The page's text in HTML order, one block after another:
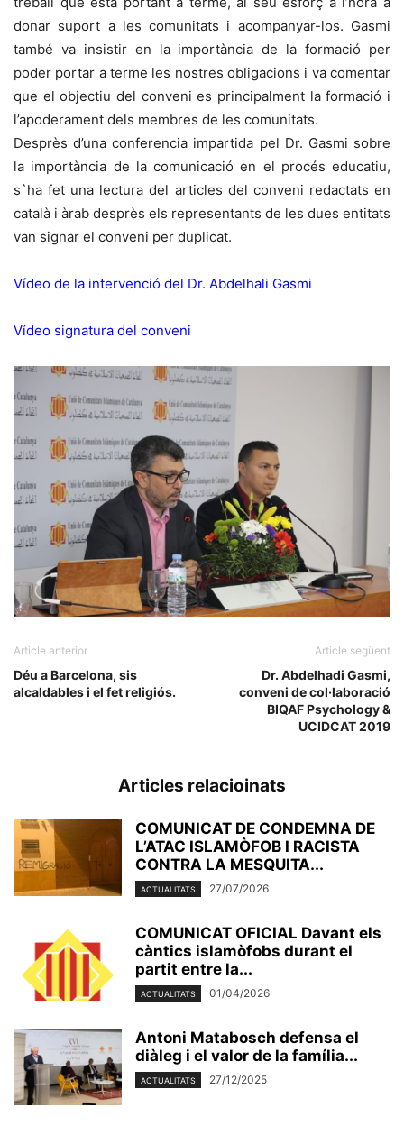
donar suport a les comunitats i acompanyar-los. Gasmi
també va insistir en la importància de la formació per
poder portar a terme les nostres obligacions i va comentar
que el objectiu del conveni es principalment la formació i
l’apoderament dels membres de les comunitats.
Desprès d’una conferencia impartida pel Dr. Gasmi sobre
la importància de la comunicació en el procés educatiu,
s`ha fet una lectura del articles del conveni redactats en
català i àrab desprès els representants de les dues entitats
van signar el conveni per duplicat.
Vídeo de la intervenció del Dr. Abdelhali Gasmi
Vídeo signatura del conveni
Article anterior
Déu a Barcelona, sis
alcaldables i el fet religiós.
Article següent
Dr. Abdelhadi Gasmi,
conveni de col·laboració
BIQAF Psychology &
UCIDCAT 2019
Articles relacioinats
COMUNICAT DE CONDEMNA DE
L’ATAC ISLAMÒFOB I RACISTA
CONTRA LA MESQUITA...
ACTUALITATS 27/07/2026
COMUNICAT OFICIAL Davant els
càntics islamòfobs durant el
partit entre la...
ACTUALITATS 01/04/2026
Antoni Matabosch defensa el
diàleg i el valor de la família...
ACTUALITATS 27/12/2025